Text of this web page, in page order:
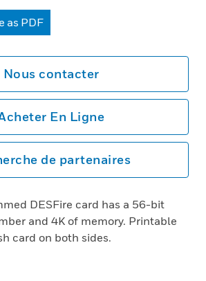
as PDF
Nous contacter
En Ligne
de partenaires
DESFire card has a 56-bit
and 4K of memory. Printable
card on both sides.